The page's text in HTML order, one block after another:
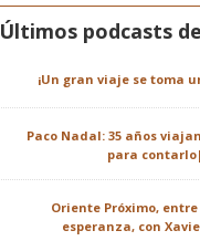
Últimos podcasts
¡Un gran viaje se toma
Paco Nadal: 35 años
para
Oriente Próximo,
esperanza, con